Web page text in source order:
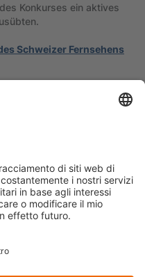
Konkurses ein aktives
Schweizer Fernsehens
Weiter